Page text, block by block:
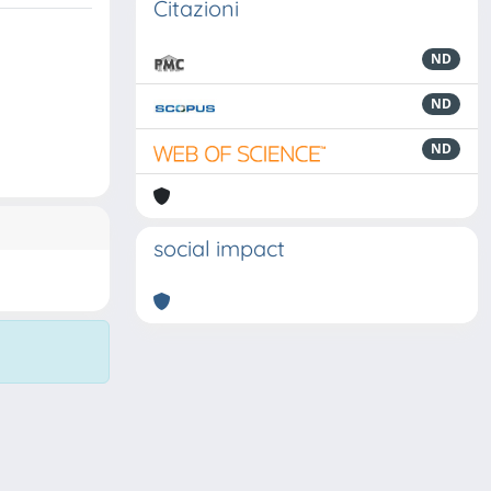
Citazioni
ND
ND
ND
social impact